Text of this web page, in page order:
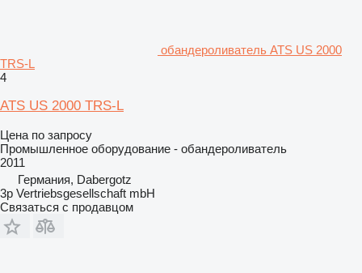
обандероливатель ATS US 2000
TRS-L
4
ATS US 2000 TRS-L
Цена по запросу
Промышленное оборудование - обандероливатель
2011
Германия, Dabergotz
3p Vertriebsgesellschaft mbH
Связаться с продавцом